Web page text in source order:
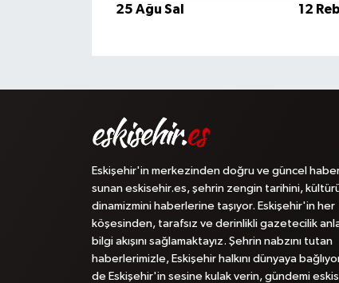
25 Ağu Sal
12
Eskişehir'in merkezinden doğru ve güncel
sunan eskisehir.es, şehrin zengin tarihini,
dinamizmini haberlerine taşıyor. Eskişehir'in her
köşesinden, tarafsız ve derinlikli gazetecilik
bilgi akışını sağlamaktayız. Şehrin nabzını tutan
haberlerimizle, Eskişehir halkını dünyaya
de Eskişehir'in sesine kulak verin, gündemi